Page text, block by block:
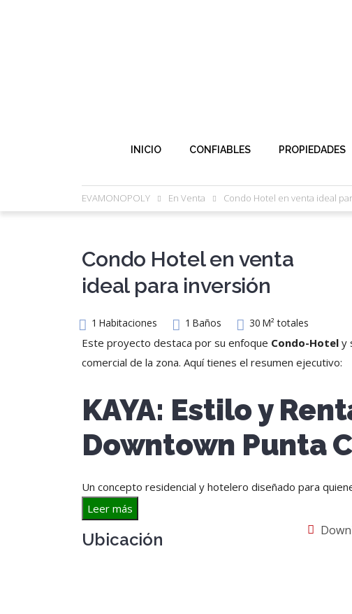
INICIO CONFIABLES PROPIEDADES
EVAMONOPOLY En Venta Condo Hotel en venta ideal
Condo Hotel en venta
ideal para inversión
1 Habitaciones 1 Baños 30 M² totales
Este proyecto destaca por su enfoque Condo-Hotel y
comercial de la zona. Aquí tienes el resumen ejecutivo:
KAYA: Estilo y
Downtown Punta
Un concepto residencial y hotelero diseñado para
Leer más
Ubicación